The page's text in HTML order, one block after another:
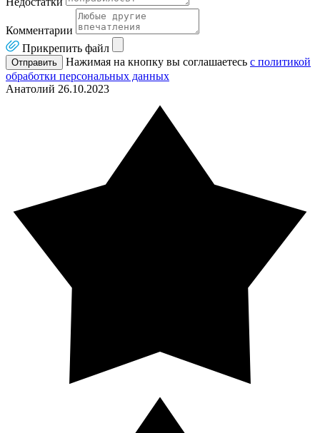
Комментарии
Прикрепить файл
Отправить Нажимая на кнопку вы соглашаетесь с политикой
обработки персональных данных
Анатолий 26.10.2023